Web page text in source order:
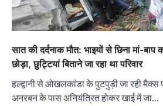
सात की दर्दनाक मौत: भाइयों से छिना मां-
छोड़ा, छुट्टियां बिताने जा रहा था परिवार
हल्द्वानी से ओखलकांडा के पुटपुड़ी जा रही मैक्स
अनरबन के पास अनियंत्रित होकर खाई में जा…